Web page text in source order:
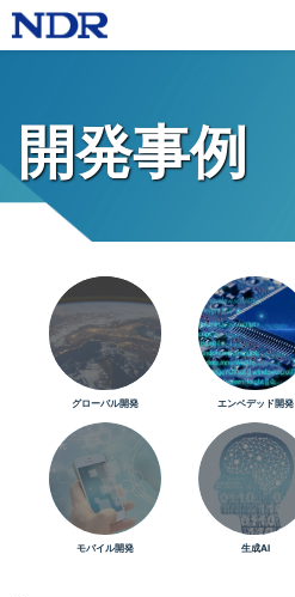
開発事例
グローバル開発 エンベデッド開発
モバイル開発 生成AI